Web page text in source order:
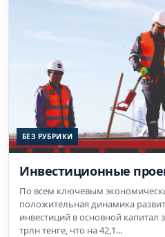
БЕЗ РУБРИКИ
Инвестиционные
По всем ключевым
положительная динамика
инвестиций в основной капитал
трлн тенге, что на 42,1...